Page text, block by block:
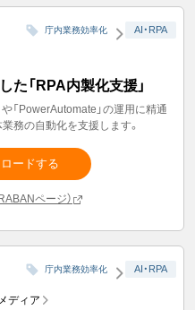
庁内業務効率化 AI・RPA
た「RPA内製化支援」
「PowerAutomate」の運用に精通
務の自動化を支援します。
ードする
ページ）
庁内業務効率化 AI・RPA
ディア